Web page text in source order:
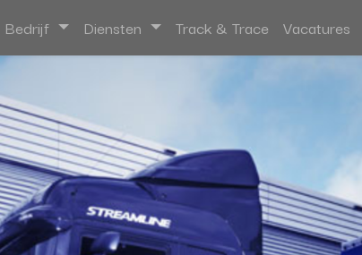
Bedrijf Diensten Track & Trace Vacatures